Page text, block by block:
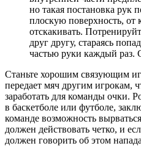
но такая постановка рук
плоскую поверхность, от
отскакивать.
друг другу, стараясь
частью руки каждый раз.
Станьте хорошим связующим
передает мяч другим игрокам,
заработать для команды очки.
в баскетболе или футболе,
команде возможность
должен действовать четко, и
должен говорить об этом